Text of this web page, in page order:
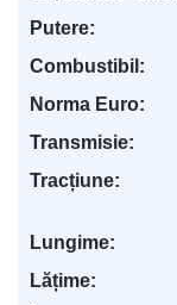
Putere:
Combustibil:
Norma Euro:
Transmisie:
Tracțiune:
Lungime:
Lățime: